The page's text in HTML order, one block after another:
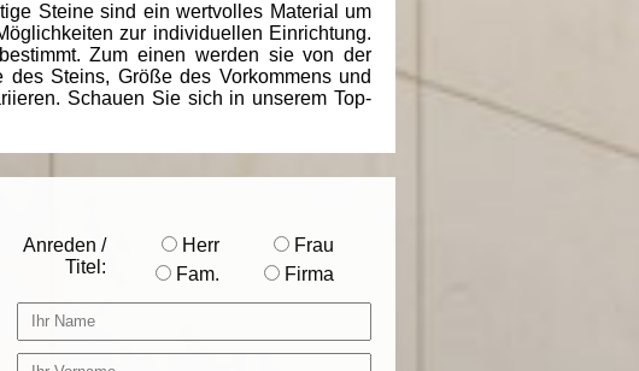
Steine sind ein wertvolles Material um
zur individuellen Einrichtung.
Zum einen werden sie von der
Steins, Größe des Vorkommens und
Schauen Sie sich in unserem Top-
Anreden /
Titel:
Herr
Frau
Fam.
Firma